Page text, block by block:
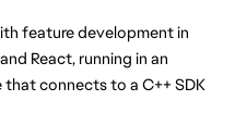
feature development in
React, running in an
connects to a C++ SDK